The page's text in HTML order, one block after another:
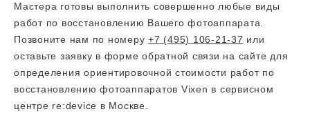
Мастера готовы выполнить совершенно любые виды
работ по восстановлению Вашего фотоаппарата.
Позвоните нам по номеру +7 (495) 106-21-37 или
оставьте заявку в форме обратной связи на сайте для
определения ориентировочной стоимости работ по
восстановлению фотоаппаратов Vixen в сервисном
центре re:device в Москве.